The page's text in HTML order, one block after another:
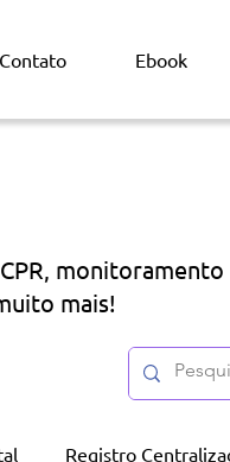
Contato Ebook
monitoramento
mais!
Registro